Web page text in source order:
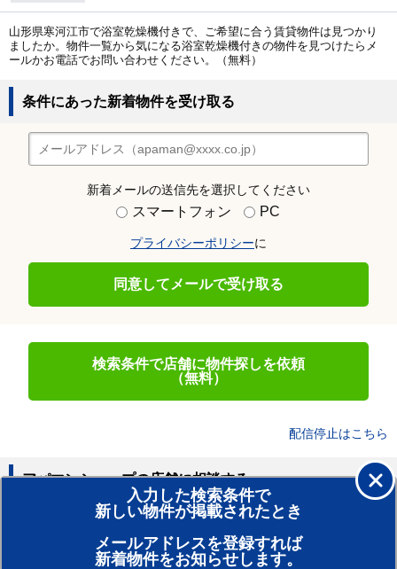
山形県寒河江市で浴室乾燥機付きで、ご希望に合う賃貸物件は見つかり
ましたか。物件一覧から気になる浴室乾燥機付きの物件を見つけたらメ
ールかお電話でお問い合わせください。（無料）
条件にあった新着物件を受け取る
新着メールの送信先を選択してください
スマートフォン PC
プライバシーポリシーに
同意してメールで受け取る
検索条件で店舗に物件探しを依頼
（無料）
配信停止はこちら
入力した検索条件で
新しい物件が掲載されたとき
メールアドレスを登録すれば
新着物件をお知らせします。
アパマンショップの店舗に相談する
賃貸のプロがお部屋探し！
おまかせ物件リクエスト